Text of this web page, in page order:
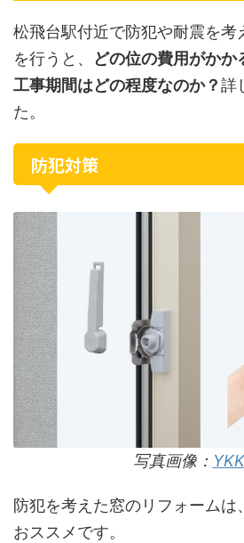
松飛台駅付近で防犯や耐震を考
を行うと、
どの位の費用がかか
工事期間はどの程度なのか？詳
た。
防犯対策
写真画像：
防犯を考えた窓のリフォーム
おススメです。